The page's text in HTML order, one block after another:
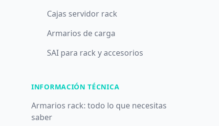
Cajas servidor rack
Armarios de carga
SAI para rack y accesorios
INFORMACIÓN TÉCNICA
Armarios rack: todo lo que necesitas
saber